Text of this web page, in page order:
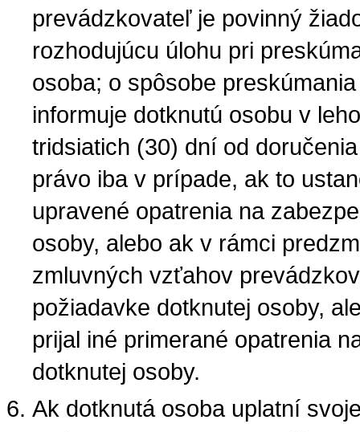
prevádzkovateľ je povinný
rozhodujúcu úlohu pri
osoba; o spôsobe
informuje dotknutú osobu v
tridsiatich (30) dní od
právo iba v prípade, ak to
upravené opatrenia na
osoby, alebo ak v rámci
zmluvných vzťahov
požiadavke dotknutej osoby,
prijal iné primerané opatrenia
dotknutej osoby.
Ak dotknutá osoba uplatní